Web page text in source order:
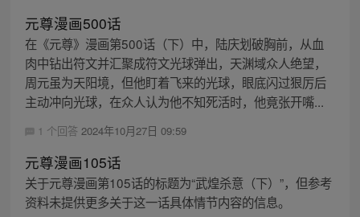
元尊漫画500话
在《元尊》漫画第500话（下）中，陆庆划破胸前，从血
肉中钻出符文并汇聚成符文光球弹出，天渊域众人绝望，
周元虽为天阳境，但他盯着飞来的光球，眼底闪过狠厉后
主动冲向光球，在众人认为他不知死活时，他竟张开嘴...
1 个回答 2024年10月27日 09:59
元尊漫画105话
关于元尊漫画第105话的标题为“武煌杀意（下）”，但参考
资料未提供更多关于这一话具体情节内容的信息。